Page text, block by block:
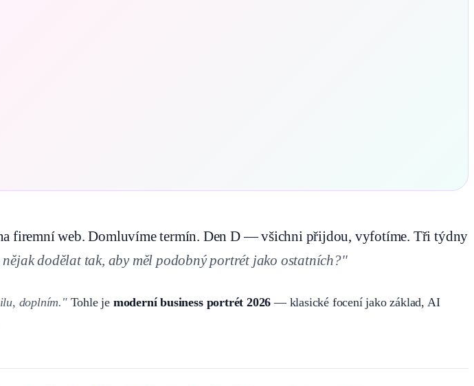
firemní web. Domluvíme termín. Den D — všichni přijdou, vyfotíme. Tři týdny
dodělat tak, aby měl podobný portrét jako ostatních?"
doplním."Tohle je moderní business portrét 2026 — klasické focení jako základ, AI